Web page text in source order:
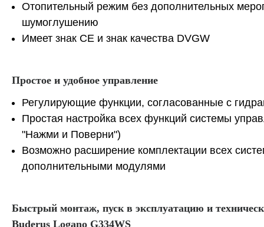
Отопительный режим без дополнительных
шумоглушению
Имеет знак CE и знак качества DVGW
Простое и удобное управление
Регулирующие функции, согласованные с
Простая настройка всех функций системы
"Нажми и Поверни")
Возможно расширение комплектации всех
дополнительными модулями
Быстрый монтаж, пуск в эксплуатацию и
Buderus Logano G334WS